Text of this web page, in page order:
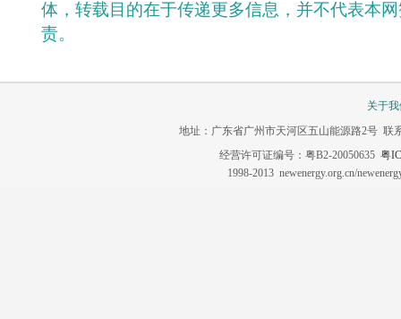
体，转载目的在于传递更多信息，并不代表本
责。
关于
地址：广东省广州市天河区五山能源路2号 联
经营许可证编号：粤B2-20050635 粤
1998-2013 newenergy.org.cn/